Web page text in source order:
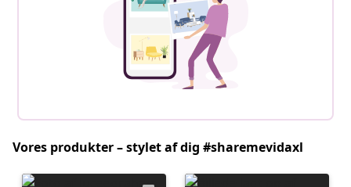
Vores produkter – stylet af dig #sharemevidaxl